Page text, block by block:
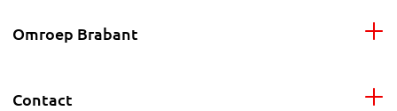
Omroep Brabant
Contact